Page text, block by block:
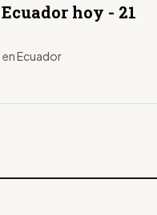
hoy - 21
Ecuador